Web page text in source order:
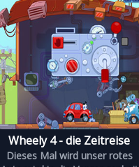
Wheely 4 - die Zeitreise
Dieses Mal wird unser rotes